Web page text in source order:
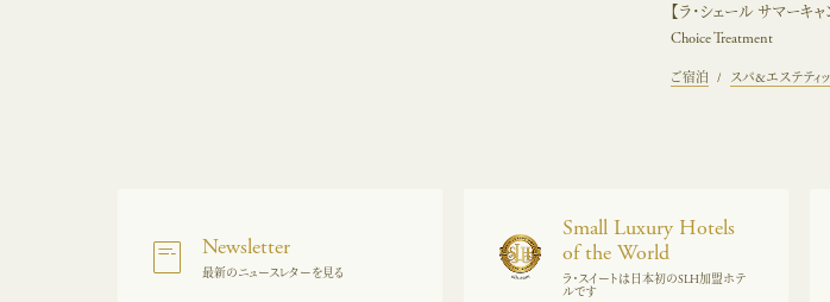
【ラ・シェール サマーキ
Choice Treatment
ご宿泊 スパ&エステティ
Newsletter
最新のニュースレターを見る
Small Luxury Hotels
of the World
ラ・スイートは日本初のSLH加盟ホテ
ルです